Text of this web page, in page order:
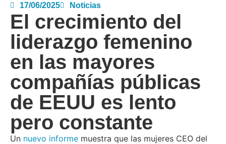
17/06/2025 Noticias
El crecimiento del
liderazgo femenino
en las mayores
compañías públicas
de EEUU es lento
pero constante
Un nuevo informe muestra que las mujeres CEO del